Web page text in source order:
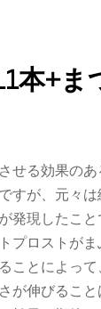
本+
せる効果の
すが、元々
発現したこ
プロストが
ことによっ
が伸びるこ